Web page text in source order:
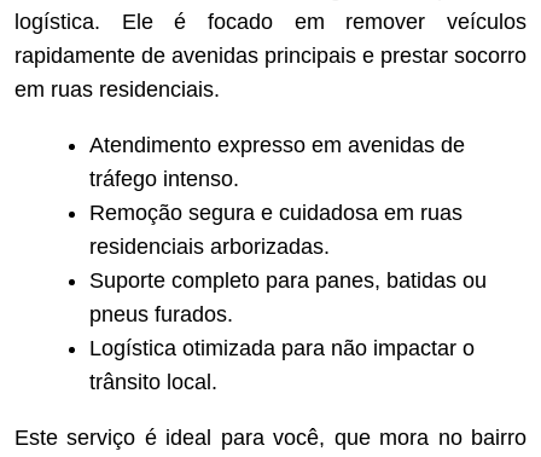
logística. Ele é focado em remover veículos
rapidamente de avenidas principais e prestar socorro
em ruas residenciais.
Atendimento expresso em avenidas de
tráfego intenso.
Remoção segura e cuidadosa em ruas
residenciais arborizadas.
Suporte completo para panes, batidas ou
pneus furados.
Logística otimizada para não impactar o
trânsito local.
Este serviço é ideal para você, que mora no bairro